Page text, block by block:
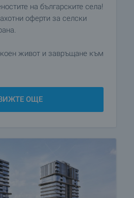
на българските села!
оферти за селски
живот и завръщане към
ОЩЕ